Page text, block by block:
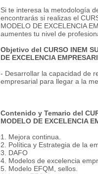
Si te interesa la metodología
encontrarás si realizas el
MODELO DE EXCELENCIA
aumentes tu nivel de
Objetivo del CURSO INEM
DE EXCELENCIA
- Desarrollar la capacidad de
empresarial para llegar a la
Contenido y Temario del
MODELO DE EXCELENCIA
1. Mejora continua.
2. Política y Estrategia de la
3. DAFO
4. Modelos de excelencia
5. Modelo EFQM, sellos.